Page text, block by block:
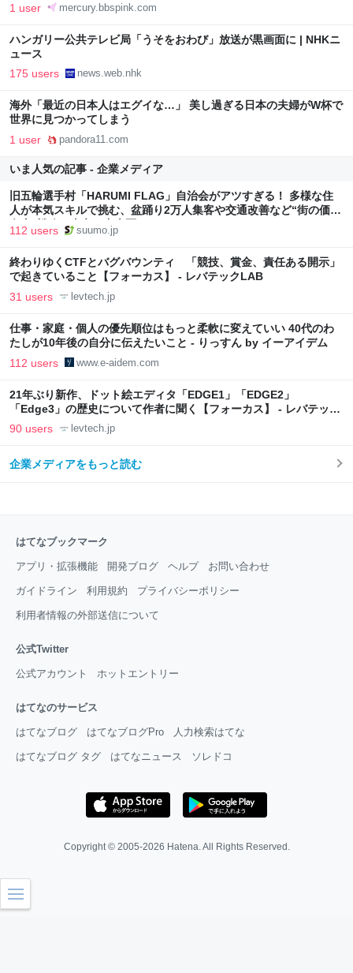
1 user mercury.bbspink.com
ハンガリー公共テレビ局「うそをおわび」放送が黒画面に | NHKニ
ュース
175 users news.web.nhk
海外「最近の日本人はエグイな…」 美し過ぎる日本の夫婦がW杯で
世界に見つかってしまう
1 user pandora11.com
いま人気の記事 - 企業メディア
旧五輪選手村「HARUMI FLAG」自治会がアツすぎる！ 多様な住
人が本気スキルで挑む、盆踊り2万人集客や交通改善など“街の価値
向上”戦略 東京・中央区
112 users suumo.jp
終わりゆくCTFとバグバウンティ 「競技、賞金、責任ある開示」
で起きていること【フォーカス】 - レバテックLAB
31 users levtech.jp
仕事・家庭・個人の優先順位はもっと柔軟に変えていい 40代のわ
たしが10年後の自分に伝えたいこと - りっすん by イーアイデム
112 users www.e-aidem.com
21年ぶり新作、ドット絵エディタ「EDGE1」「EDGE2」
「Edge3」の歴史について作者に聞く【フォーカス】 - レバテック
LAB
90 users levtech.jp
企業メディアをもっと読む
はてなブックマーク
アプリ・拡張機能 開発ブログ ヘルプ お問い合わせ
ガイドライン 利用規約 プライバシーポリシー
利用者情報の外部送信について
公式Twitter
公式アカウント ホットエントリー
はてなのサービス
はてなブログ はてなブログPro 人力検索はてな
はてなブログ タグ はてなニュース ソレドコ
Copyright © 2005-2026 Hatena. All Rights Reserved.